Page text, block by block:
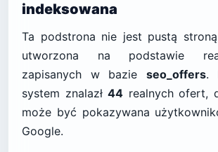
indeksowana
Ta podstrona nie jest pustą stroną
utworzona na podstawie
zapisanych w bazie seo_offers.
system znalazł 44 realnych ofert,
może być pokazywana
Google.